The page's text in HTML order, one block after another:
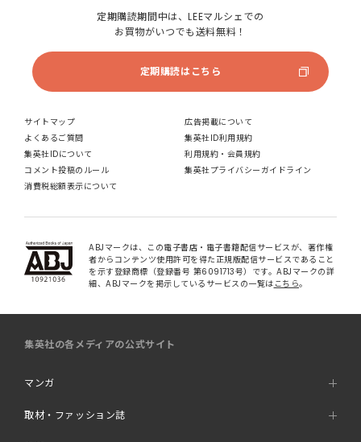
定期購読期間中は、LEEマルシェでの
お買物がいつでも送料無料！
定期購読はこちら
サイトマップ
広告掲載について
よくあるご質問
集英社ID利用規約
集英社IDについて
利用規約・会員規約
コメント投稿のルール
集英社プライバシーガイドライン
消費税総額表示について
ABJマークは、この電子書店・電子書籍配信サービスが、著作権
者からコンテンツ使用許可を得た正規版配信サービスであること
を示す登録商標（登録番号 第6091713号）です。ABJマークの詳
細、ABJマークを掲示しているサービスの一覧は こちら。
集英社の各メディアの公式サイト
マンガ
取材・ファッション誌